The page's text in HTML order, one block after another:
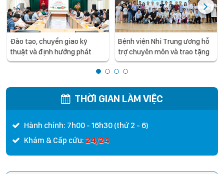
Đào tạo, chuyển giao kỹ
thuật và định hướng phát
triển chuyên sâu cho y tế
chuyên môn cho Bệnh viện
Bệnh viện Nhi Trung ương hỗ
trợ chuyên môn và trao tặng
trang thiết bị y tế cho Bệnh
viện Đa khoa tỉnh Sơn La
THỜI GIAN LÀM VIỆC
Hành chính: 7h00 - 16h30 (thứ 2 - 6)
Khám & Cấp cứu: 24/24